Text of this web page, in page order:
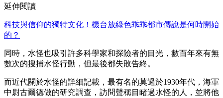
延伸閱讀
科技與信仰的獨特文化！機台放綠色乖乖都市傳說是何時開始
的？
同時，水怪也吸引許多科學家和探險者的目光，數百年來有無
數次的搜捕水怪行動，但最後都失敗告終。
而近代關於水怪的詳細記載，最有名的莫過於1930年代，海軍
中尉古爾德做的研究調查，訪問聲稱目睹過水怪的人，並將他